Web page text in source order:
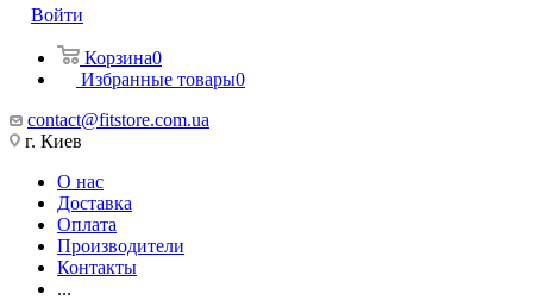
Войти
Корзина0
Избранные товары0
contact@fitstore.com.ua
г. Киев
О нас
Доставка
Оплата
Производители
Контакты
...